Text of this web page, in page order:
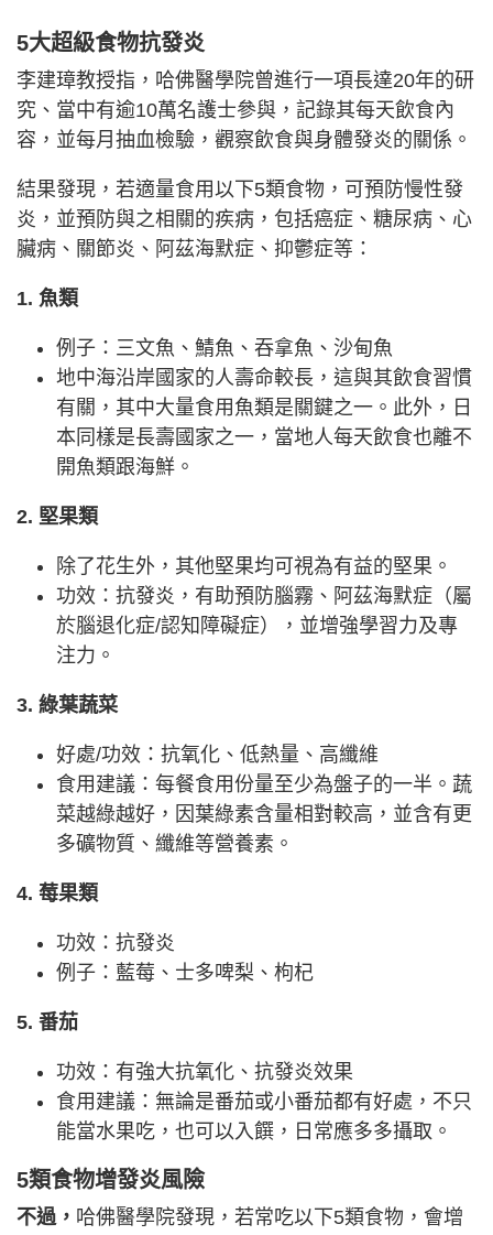
5大超級食物抗發炎
李建璋教授指，哈佛醫學院曾進行一項長達20年的研
究、當中有逾10萬名護士參與，記錄其每天飲食內
容，並每月抽血檢驗，觀察飲食與身體發炎的關係。
結果發現，若適量食用以下5類食物，可預防慢性發
炎，並預防與之相關的疾病，包括癌症、糖尿病、心
臟病、關節炎、阿茲海默症、抑鬱症等：
1. 魚類
例子：三文魚、鯖魚、吞拿魚、沙甸魚
地中海沿岸國家的人壽命較長，這與其飲食習慣
有關，其中大量食用魚類是關鍵之一。此外，日
本同樣是長壽國家之一，當地人每天飲食也離不
開魚類跟海鮮。
2. 堅果類
除了花生外，其他堅果均可視為有益的堅果。
功效：抗發炎，有助預防腦霧、阿茲海默症（屬
於腦退化症/認知障礙症），並增強學習力及專
注力。
3. 綠葉蔬菜
好處/功效：抗氧化、低熱量、高纖維
食用建議：每餐食用份量至少為盤子的一半。蔬
菜越綠越好，因葉綠素含量相對較高，並含有更
多礦物質、纖維等營養素。
4. 莓果類
功效：抗發炎
例子：藍莓、士多啤梨、枸杞
5. 番茄
功效：有強大抗氧化、抗發炎效果
食用建議：無論是番茄或小番茄都有好處，不只
能當水果吃，也可以入饌，日常應多多攝取。
5類食物增發炎風險
不過， 哈佛醫學院發現，若常吃以下5類食物，會增